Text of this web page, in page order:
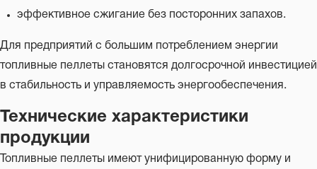
эффективное сжигание без посторонних запахов.
Для предприятий с большим потреблением энергии
топливные пеллеты становятся долгосрочной инвестицией
в стабильность и управляемость энергообеспечения.
Технические характеристики
продукции
Топливные пеллеты имеют унифицированную форму и